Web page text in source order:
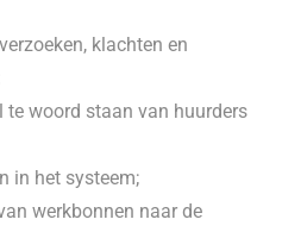
klachten en
te woord staan van huurders
in het systeem;
werkbonnen naar de